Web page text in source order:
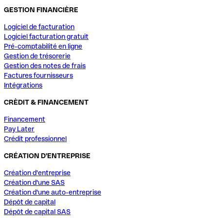
GESTION FINANCIÈRE
Logiciel de facturation
Logiciel facturation gratuit
Pré-comptabilité en ligne
Gestion de trésorerie
Gestion des notes de frais
Factures fournisseurs
Intégrations
CRÈDIT & FINANCEMENT
Financement
Pay Later
Crédit professionnel
CRÉATION D'ENTREPRISE
Création d'entreprise
Création d'une SAS
Création d'une auto-entreprise
Dépôt de capital
Dépôt de capital SAS